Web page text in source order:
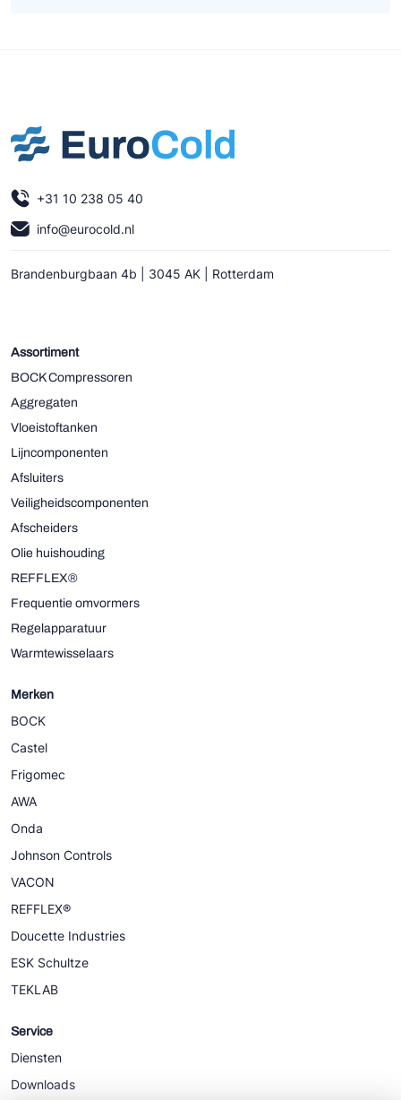
+31 10 238 05 40
info@eurocold.nl
Brandenburgbaan 4b | 3045 AK | Rotterdam
Assortiment
BOCK Compressoren
Aggregaten
Vloeistoftanken
Lijncomponenten
Afsluiters
Veiligheidscomponenten
Afscheiders
Olie huishouding
REFFLEX®
Frequentie omvormers
Regelapparatuur
Warmtewisselaars
Merken
BOCK
Castel
Frigomec
AWA
Onda
Johnson Controls
VACON
REFFLEX®
Doucette Industries
ESK Schultze
TEKLAB
Service
Diensten
Downloads